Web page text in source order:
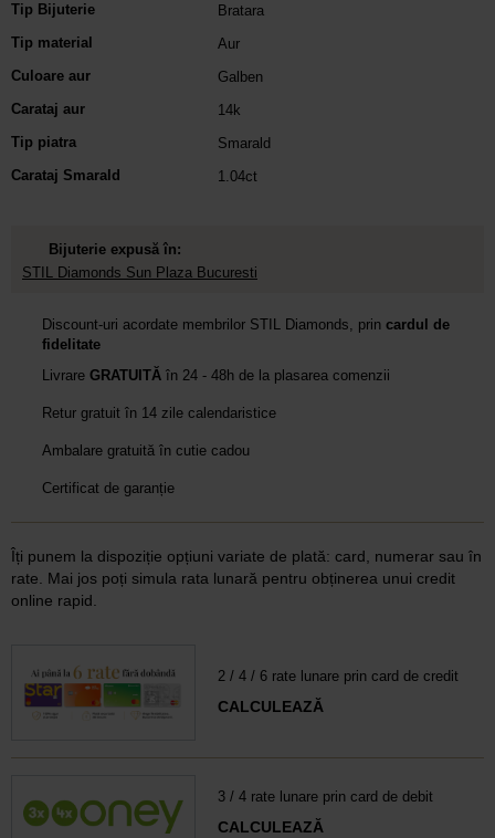
Tip Bijuterie
Bratara
Tip material
Aur
Culoare aur
Galben
Carataj aur
14k
Tip piatra
Smarald
Carataj Smarald
1.04ct
Bijuterie expusă în:
STIL Diamonds Sun Plaza Bucuresti
Discount-uri acordate membrilor STIL Diamonds, prin cardul de
fidelitate
Livrare GRATUITĂ în 24 - 48h de la plasarea comenzii
Retur gratuit în 14 zile calendaristice
Ambalare gratuită în cutie cadou
Certificat de garanție
Îți punem la dispoziție opțiuni variate de plată: card, numerar sau în
rate. Mai jos poți simula rata lunară pentru obținerea unui credit
online rapid.
2 / 4 / 6 rate lunare prin card de credit
CALCULEAZĂ
3 / 4 rate lunare prin card de debit
CALCULEAZĂ